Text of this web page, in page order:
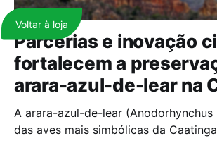
Voltar à loja
Parcerias e inovação
fortalecem a
arara-azul-de-lear na
A arara-azul-de-lear (Anodorhynchus
das aves mais simbólicas da